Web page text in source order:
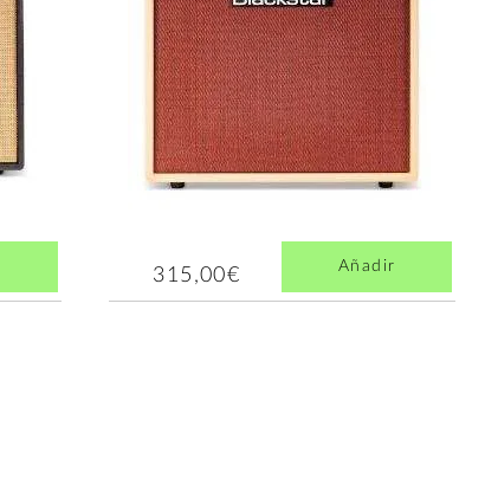
315,00€ Añadir